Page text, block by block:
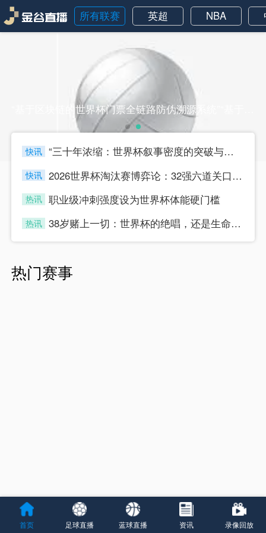
所有联赛 英超 NBA
快讯
“三十年浓缩：世界杯叙事密度的突破与节奏迭代”
快讯
2026世界杯淘汰赛博弈论：32强六道关口的战术嬗变与晋级路径推演
热讯 职业级冲刺强度设为世界杯体能硬门槛
热讯
38岁赌上一切：世界杯的绝唱，还是生命的最后冲刺？
热门赛事
首页 足球直播 蓝球直播 资讯 录像回放